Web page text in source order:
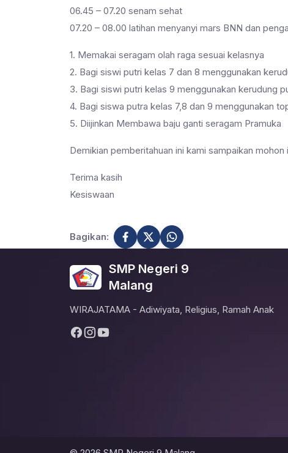
06.45 – 07.20 senam sehat
07.20 – 08.00 latihan menyanyi mars BNN dan
1. Memakai seragam olah raga sesuai kelasnya
2. Bagi siswi putri kelas 7 dan 8 menggunakan
3. Bagi siswi putri kelas 9 menggunakan kerudung
4. Bagi siswa putra kelas 7,8 dan 9 menggunakan
5. Diijinkan Membawa baju ganti seragam Pramuka
Demikian pemberitahuan ini kami sampaikan
Terima kasih
Kesiswaan
Bagikan:
SMP Negeri 9
Malang
WIRAJATAMA - Adiwiyata, Religius, Ramah Anak